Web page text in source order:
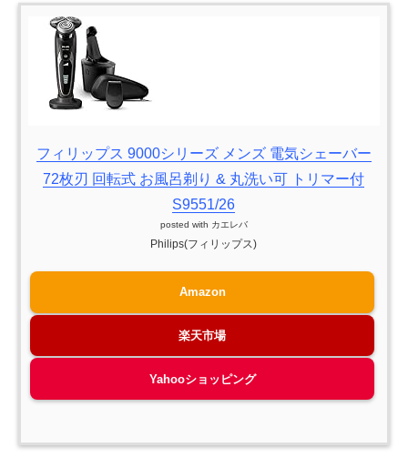
フィリップス 9000シリーズ メンズ 電気シェーバー
72枚刃 回転式 お風呂剃り & 丸洗い可 トリマー付
S9551/26
posted with カエレバ
Philips(フィリップス)
Amazon
楽天市場
Yahooショッピング